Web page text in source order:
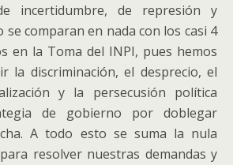
incertidumbre, de represión y
comparan en nada con los casi 4
en la Toma del INPI, pues hemos
la discriminación, el desprecio, el
y la persecusión política
de gobierno por doblegar
A todo esto se suma la nula
resolver nuestras demandas y